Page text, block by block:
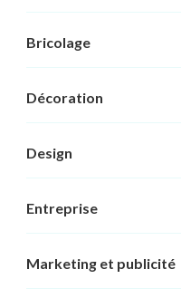
Bricolage
Décoration
Design
Entreprise
Marketing et publicité